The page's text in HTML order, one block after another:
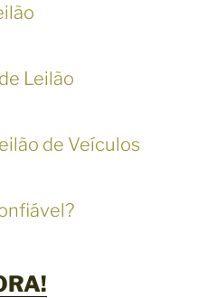
Leilão
de Veículos